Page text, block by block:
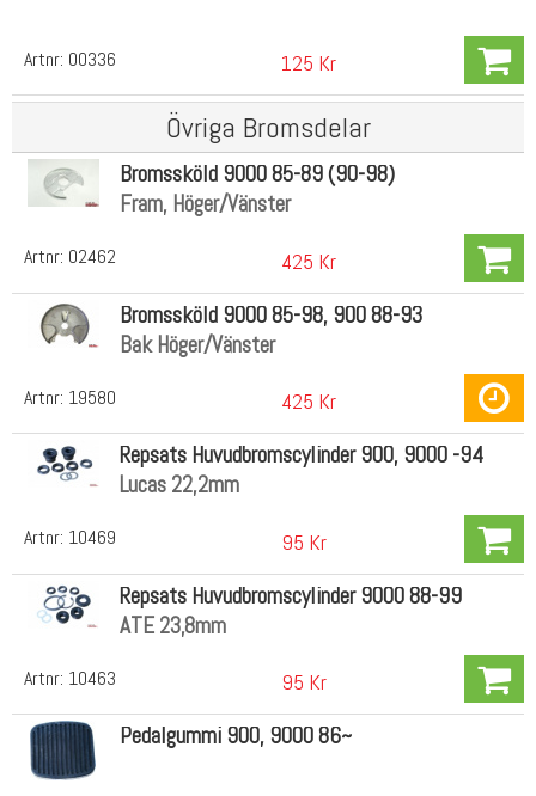
Artnr: 00336 125 Kr
Övriga Bromsdelar
Artnr: 02462
Bromssköld 9000 85-89 (90-98)
Fram, Höger/Vänster
425 Kr
Artnr: 19580
Bromssköld 9000 85-98, 900 88-93
Bak Höger/Vänster
425 Kr
Artnr: 10469
Repsats Huvudbromscylinder 900, 9000 -94
Lucas 22,2mm
95 Kr
Artnr: 10463
Repsats Huvudbromscylinder 9000 88-99
ATE 23,8mm
95 Kr
Pedalgummi 900, 9000 86~